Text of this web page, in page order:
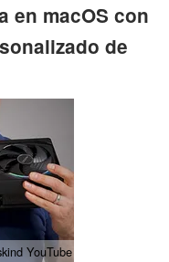
en macOS con
de
YouTube